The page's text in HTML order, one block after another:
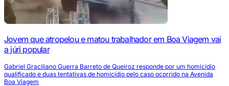
Jovem que atropelou e matou trabalhador em Boa Viagem vai
a júri popular
Gabriel Graciliano Guerra Barreto de Queiroz responde por um homicídio
qualificado e duas tentativas de homicídio pelo caso ocorrido na Avenida
Boa Viagem